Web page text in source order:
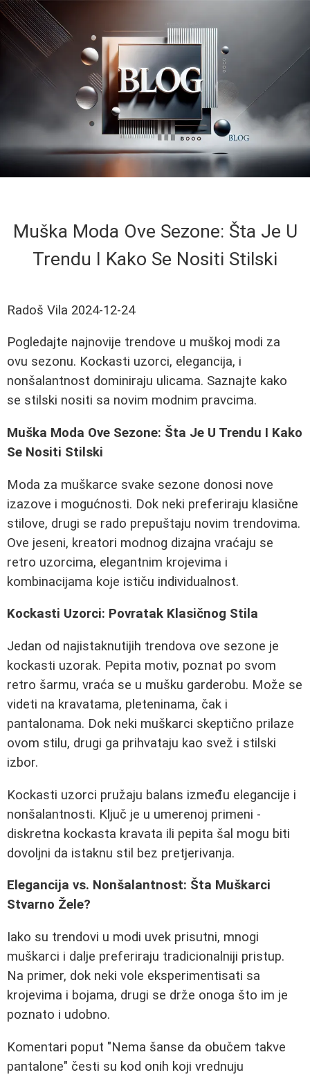
Muška Moda Ove Sezone: Šta Je U
Trendu I Kako Se Nositi Stilski
Radoš Vila 2024-12-24
Pogledajte najnovije trendove u muškoj modi za
ovu sezonu. Kockasti uzorci, elegancija, i
nonšalantnost dominiraju ulicama. Saznajte kako
se stilski nositi sa novim modnim pravcima.
Muška Moda Ove Sezone: Šta Je U Trendu I Kako
Se Nositi Stilski
Moda za muškarce svake sezone donosi nove
izazove i mogućnosti. Dok neki preferiraju klasične
stilove, drugi se rado prepuštaju novim trendovima.
Ove jeseni, kreatori modnog dizajna vraćaju se
retro uzorcima, elegantnim krojevima i
kombinacijama koje ističu individualnost.
Kockasti Uzorci: Povratak Klasičnog Stila
Jedan od najistaknutijih trendova ove sezone je
kockasti uzorak. Pepita motiv, poznat po svom
retro šarmu, vraća se u mušku garderobu. Može se
videti na kravatama, pleteninama, čak i
pantalonama. Dok neki muškarci skeptično prilaze
ovom stilu, drugi ga prihvataju kao svež i stilski
izbor.
Kockasti uzorci pružaju balans između elegancije i
nonšalantnosti. Ključ je u umerenoj primeni -
diskretna kockasta kravata ili pepita šal mogu biti
dovoljni da istaknu stil bez pretjerivanja.
Elegancija vs. Nonšalantnost: Šta Muškarci
Stvarno Žele?
Iako su trendovi u modi uvek prisutni, mnogi
muškarci i dalje preferiraju tradicionalniji pristup.
Na primer, dok neki vole eksperimentisati sa
krojevima i bojama, drugi se drže onoga što im je
poznato i udobno.
Komentari poput "Nema šanse da obučem takve
pantalone" česti su kod onih koji vrednuju